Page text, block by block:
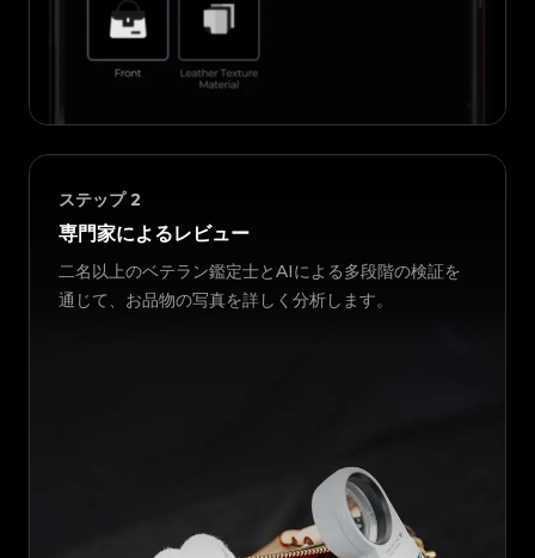
ステップ 2
専門家によるレビュー
二名以上のベテラン鑑定士とAIによる多段階の検証を
通じて、お品物の写真を詳しく分析します。